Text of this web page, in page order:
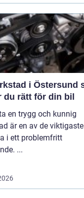
i Östersund så
du rätt för din bil
en trygg och kunnig
är en av de viktigaste
i ett problemfritt
...